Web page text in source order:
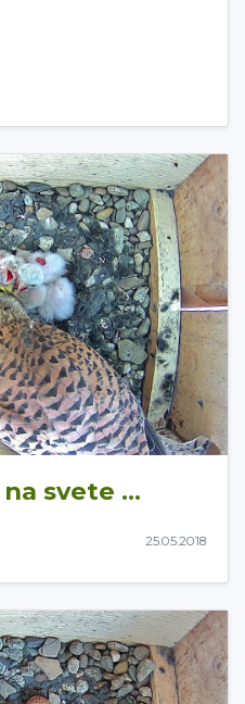
svete ...
25.05.2018